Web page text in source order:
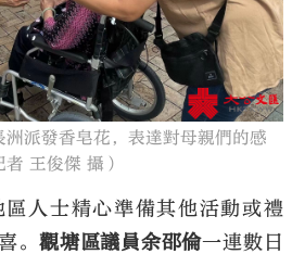
派發香皂花，表達對母親們的感
王俊傑 攝）
人士精心準備其他活動或禮
。 觀塘區議員余邵倫一連數日